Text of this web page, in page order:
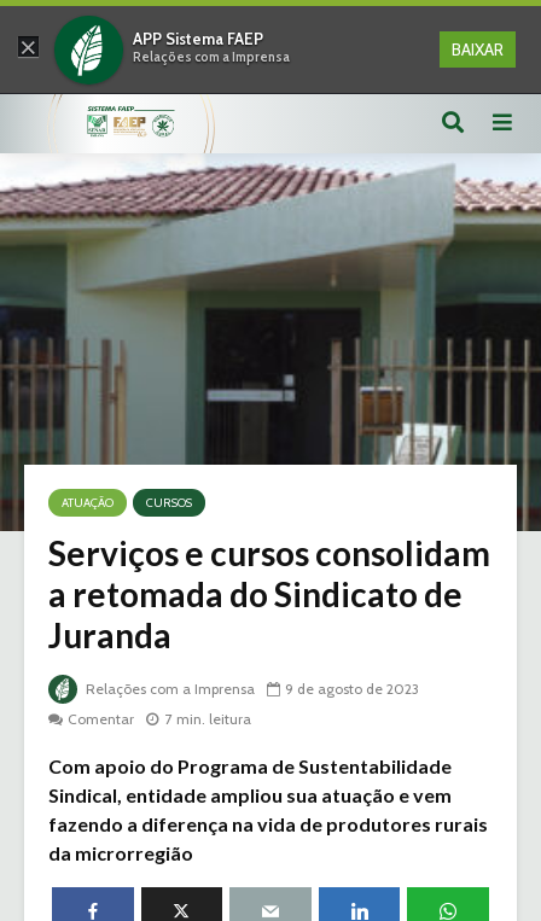
× APP Sistema FAEP
Relações com a Imprensa BAIXAR
ATUAÇÃO CURSOS
Serviços e cursos consolidam
a retomada do Sindicato de
Juranda
Relações com a Imprensa
9 de agosto de 2023
Comentar
7 min. leitura
Com apoio do Programa de Sustentabilidade
Sindical, entidade ampliou sua atuação e vem
fazendo a diferença na vida de produtores rurais
da microrregião